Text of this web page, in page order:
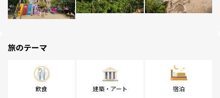
旅のテーマ
飲食 建築・アート 宿泊